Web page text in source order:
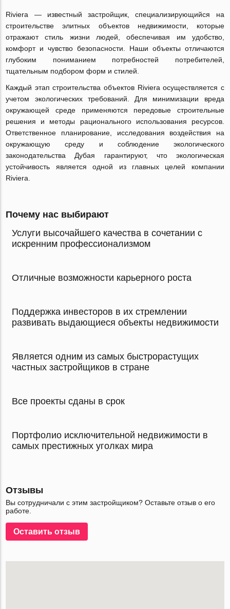
Riviera — известный застройщик, специализирующийся на
строительстве элитных объектов недвижимости, которые
отражают стиль жизни людей, обеспечивая им удобство,
комфорт и чувство безопасности. Наши объекты отличаются
глубоким пониманием потребностей потребителей,
тщательным подбором форм и стилей.
Каждый этап строительства объектов Riviera осуществляется с
учетом экологических требований. Для минимизации вреда
окружающей среде применяются передовые строительные
решения и методы рационального использования ресурсов.
Ответственное планирование, исследования воздействия на
окружающую среду и соблюдение экологического
законодательства Дубая гарантируют, что экологическая
устойчивость является одной из главных целей компании
Riviera.
Почему нас выбирают
Услуги высочайшего качества в сочетании с
искренним профессионализмом
Отличные возможности карьерного роста
Поддержка инвесторов в их стремлении
развивать выдающиеся объекты недвижимости
Является одним из самых быстрорастущих
частных застройщиков в стране
Все проекты сданы в срок
Портфолио исключительной недвижимости в
самых престижных уголках мира
Отзывы
Вы сотрудничали с этим застройщиком? Оставьте отзыв о его
работе.
Оставить отзыв